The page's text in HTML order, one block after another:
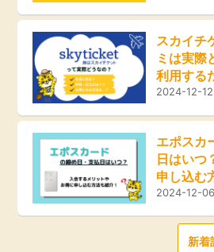
毎日ゲット
特集一覧
GMOポイ活の使い方
ヘルプセンター
スカイチ
ミは実際
利用する
得な方法
2024-12-12
エポスカ
日はいつ
申し込む
2024-12-06
新着